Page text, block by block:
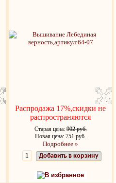
Распродажа 17%,скидки не
распространяются
Старая цена:902 руб.
Новая цена: 751 руб.
Подробнее »
Добавить в корзину
В избранное